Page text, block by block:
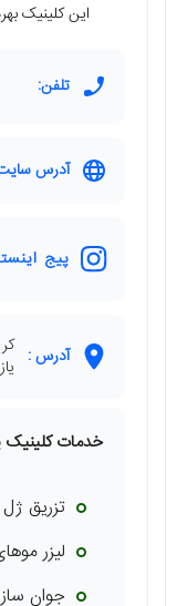
این کلینیک
تلفن:
آدرس
پیج
آدرس :
خدمات کلینیک
تزریق
لیزر
جوان